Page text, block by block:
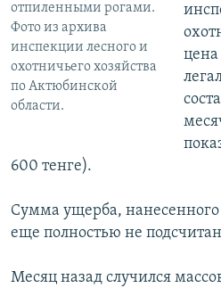
отпиленными рогами.
Фото из архива
инспекции лесного и
охотничьего хозяйства
по Актюбинской
области.
цена
600 тенге).
Сумма ущерба, нанесенного
еще полностью не
Месяц назад случился